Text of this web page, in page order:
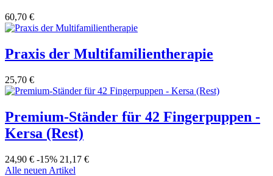
60,70 €
Praxis der Multifamilientherapie
25,70 €
Premium-Ständer für 42 Fingerpuppen -
Kersa (Rest)
24,90 € -15% 21,17 €
Alle neuen Artikel